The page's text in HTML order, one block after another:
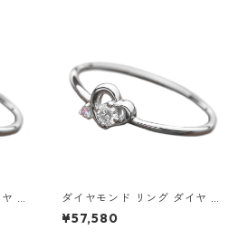
ア
ト
ダイヤモンド リング ダイヤ ア
イスブルーダイヤ 合計0.06ct
10号 プラチナ Pt950 ハート
¥57,580